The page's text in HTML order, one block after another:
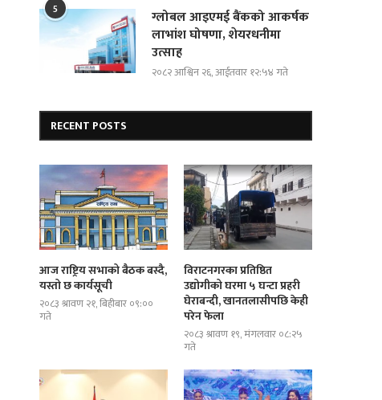
5
ग्लोबल आइएमई बैंकको आकर्षक
लाभांश घोषणा, शेयरधनीमा
उत्साह
२०८२ आश्विन २६, आईतवार १२:५४ गते
RECENT POSTS
आज राष्ट्रिय सभाको बैठक बस्दै,
यस्तो छ कार्यसूची
२०८३ श्रावण २१, बिहीबार ०९:००
गते
विराटनगरका प्रतिष्ठित
उद्योगीको घरमा ५ घन्टा प्रहरी
घेराबन्दी, खानतलासीपछि केही
परेन फेला
२०८३ श्रावण १९, मंगलवार ०८:२५
गते